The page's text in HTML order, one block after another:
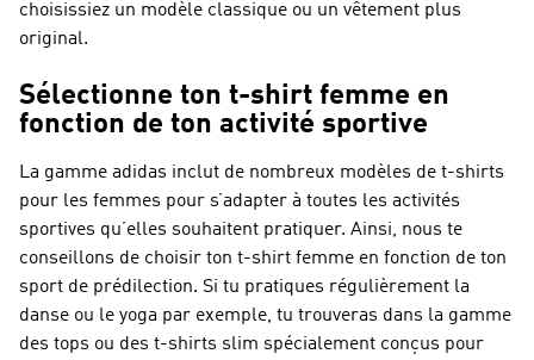
choisissiez un modèle classique ou un vêtement plus
original.
Sélectionne ton t-shirt femme en
fonction de ton activité sportive
La gamme adidas inclut de nombreux modèles de t-shirts
pour les femmes pour s’adapter à toutes les activités
sportives qu’elles souhaitent pratiquer. Ainsi, nous te
conseillons de choisir ton t-shirt femme en fonction de ton
sport de prédilection. Si tu pratiques régulièrement la
danse ou le yoga par exemple, tu trouveras dans la gamme
des tops ou des t-shirts slim spécialement conçus pour